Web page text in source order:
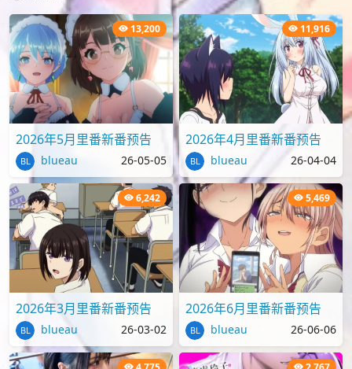
13,200
2026年5月里番新番预告
blueau 26-05-05
11,916
2026年4月里番新番预告
blueau 26-04-04
6,242
2026年3月里番新番预告
blueau 26-03-02
5,469
2026年6月里番新番预告
blueau 26-06-06